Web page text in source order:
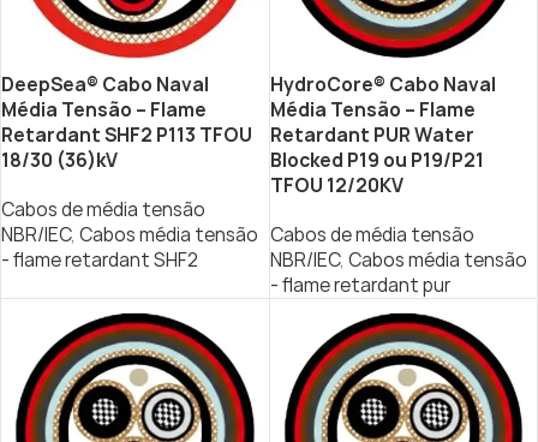
DeepSea® Cabo Naval
Média Tensão – Flame
Retardant SHF2 P113 TFOU
18/30 (36)kV
Cabos de média tensão
NBR/IEC, Cabos média tensão
- flame retardant SHF2
HydroCore® Cabo Naval
Média Tensão – Flame
Retardant PUR Water
Blocked P19 ou P19/P21
TFOU 12/20KV
Cabos de média tensão
NBR/IEC, Cabos média tensão
- flame retardant pur